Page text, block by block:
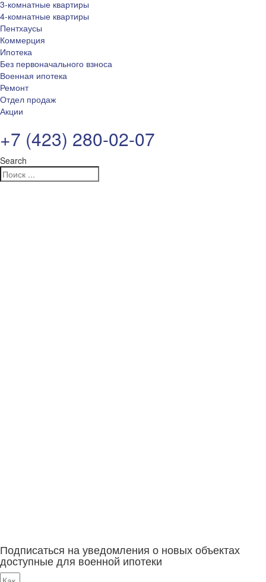
3-комнатные квартиры
4-комнатные квартиры
Пентхаусы
Коммерция
Ипотека
Без первоначального взноса
Военная ипотека
Ремонт
Отдел продаж
Акции
+7 (423) 280-02-07
Search
Подписаться на уведомления о новых объектах
доступные для военной ипотеки